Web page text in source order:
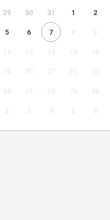
29 30 31 1 2
5 6 7